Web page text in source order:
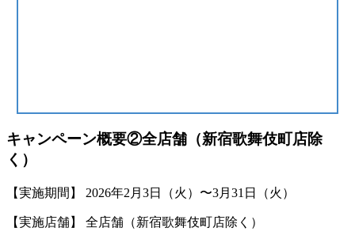
キャンペーン概要②全店舗（新宿歌舞伎町店除
く）
【実施期間】 2026年2月3日（火）〜3月31日（火）
【実施店舗】 全店舗（新宿歌舞伎町店除く）